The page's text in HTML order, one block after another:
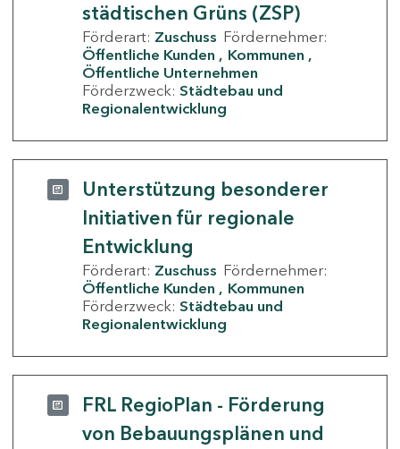
städtischen Grüns (ZSP)
Förderart: Zuschuss Fördernehmer:
Öffentliche Kunden
Kommunen
Öffentliche Unternehmen
Förderzweck: Städtebau und
Regionalentwicklung
Unterstützung besonderer
Initiativen für regionale
Entwicklung
Förderart: Zuschuss Fördernehmer:
Öffentliche Kunden
Kommunen
Förderzweck: Städtebau und
Regionalentwicklung
FRL RegioPlan - Förderung
von Bebauungsplänen und